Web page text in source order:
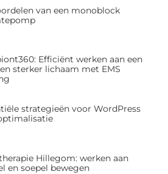
van een monoblock
Efficiënt werken aan een
sterker lichaam met EMS
strategieën voor WordPress
Hillegom: werken aan
en soepel bewegen